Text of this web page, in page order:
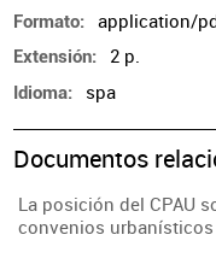
Formato application/
Extensión 2 p.
Idioma spa
Documentos
La posición del CPAU
convenios